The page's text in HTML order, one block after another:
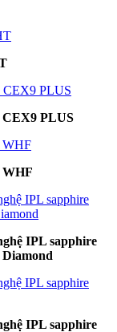
CEX9 PLUS
IPL sapphire
IPL sapphire